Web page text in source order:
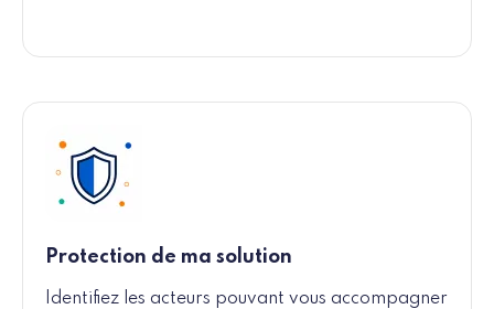
Protection de ma solution
Identifiez les acteurs pouvant vous accompagner